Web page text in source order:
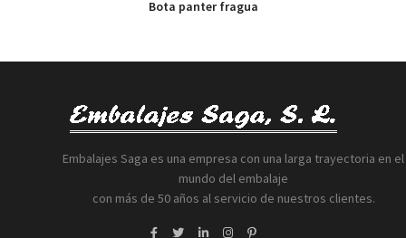
Bota panter fragua
Embalajes Saga es una empresa con una larga trayectoria en el
mundo del embalaje
con más de 50 años al servicio de nuestros clientes.